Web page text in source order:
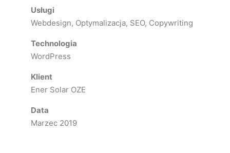
Usługi
Webdesign, Optymalizacja, SEO, Copywriting
Technologia
WordPress
Klient
Ener Solar OZE
Data
Marzec 2019